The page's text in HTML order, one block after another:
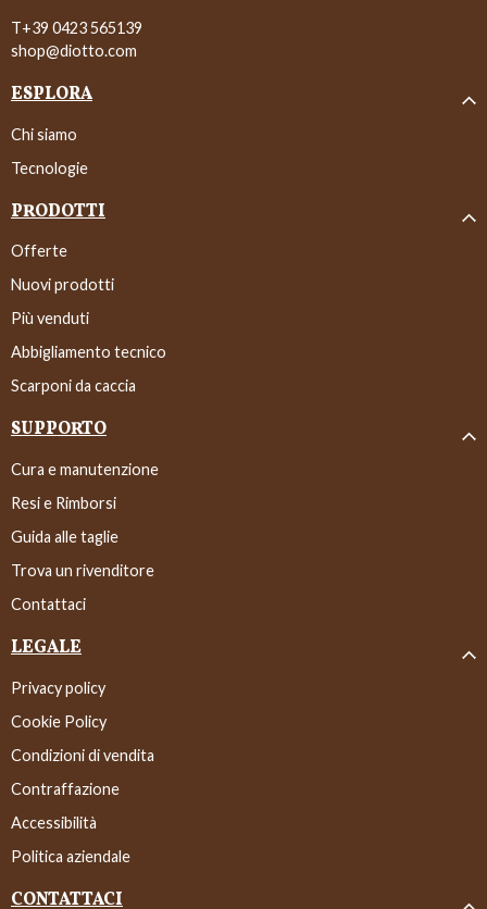
T+39 0423 565139
shop@diotto.com
ESPLORA
Chi siamo
Tecnologie
PRODOTTI
Offerte
Nuovi prodotti
Più venduti
Abbigliamento tecnico
Scarponi da caccia
SUPPORTO
Cura e manutenzione
Resi e Rimborsi
Guida alle taglie
Trova un rivenditore
Contattaci
LEGALE
Privacy policy
Cookie Policy
Condizioni di vendita
Contraffazione
Accessibilità
Politica aziendale
CONTATTACI